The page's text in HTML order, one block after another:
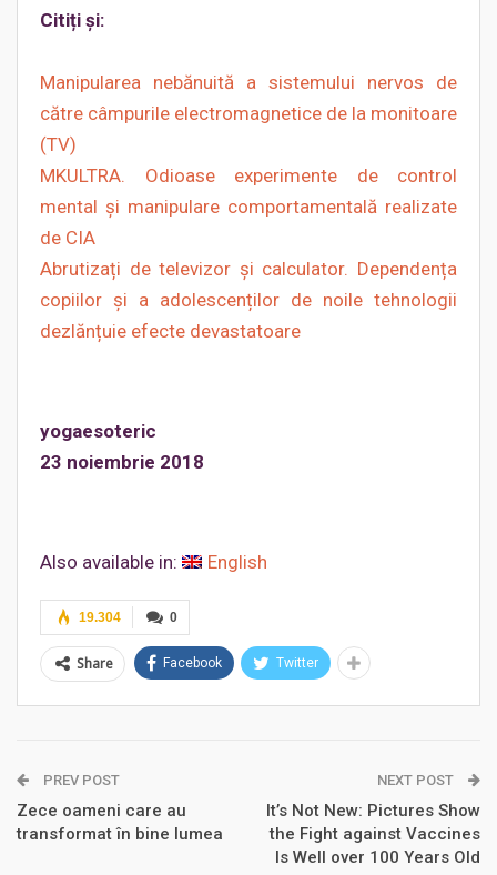
Citiți și:
Manipularea nebănuită a sistemului nervos de
către câmpurile electromagnetice de la monitoare
(TV)
MKULTRA. Odioase experimente de control
mental şi manipulare comportamentală realizate
de CIA
Abrutizați de televizor și calculator. Dependența
copiilor și a adolescenților de noile tehnologii
dezlănțuie efecte devastatoare
yogaesoteric
23 noiembrie 2018
Also available in: English
0
19.304
Share Facebook Twitter
PREV POST
Zece oameni care au
transformat în bine lumea
NEXT POST
It’s Not New: Pictures Show
the Fight against Vaccines
Is Well over 100 Years Old